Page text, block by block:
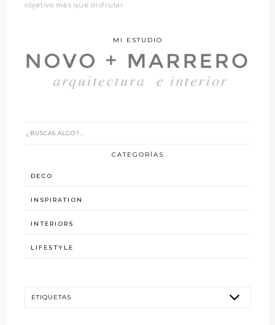
objetivo más que disfrutar.
MI ESTUDIO
CATEGORÍAS
DECO
INSPIRATION
INTERIORS
LIFESTYLE